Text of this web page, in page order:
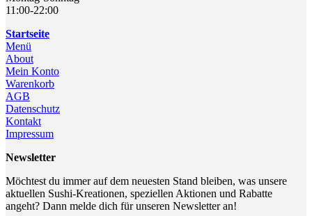
11:00-22:00
Startseite
Menü
About
Mein Konto
Warenkorb
AGB
Datenschutz
Kontakt
Impressum
Newsletter
Möchtest du immer auf dem neuesten Stand bleiben, was unsere
aktuellen Sushi-Kreationen, speziellen Aktionen und Rabatte
angeht? Dann melde dich für unseren Newsletter an!